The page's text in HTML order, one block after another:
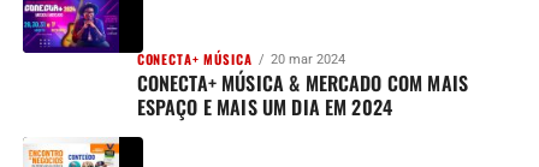
CONECTA+ MÚSICA 20 mar 2024
CONECTA+ MÚSICA & MERCADO COM MAIS
ESPAÇO E MAIS UM DIA EM 2024